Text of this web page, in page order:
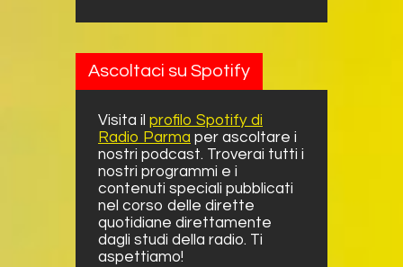
Ascoltaci su Spotify
Visita il profilo Spotify di
Radio Parma per ascoltare i
nostri podcast. Troverai tutti i
nostri programmi e i
contenuti speciali pubblicati
nel corso delle dirette
quotidiane direttamente
dagli studi della radio. Ti
aspettiamo!